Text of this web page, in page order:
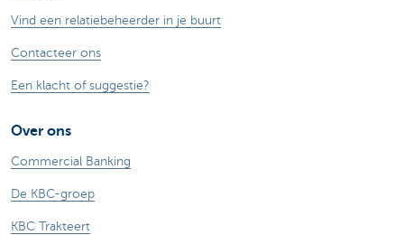
Vind een relatiebeheerder in je buurt
Contacteer ons
Een klacht of suggestie?
Over ons
Commercial Banking
De KBC-groep
KBC Trakteert